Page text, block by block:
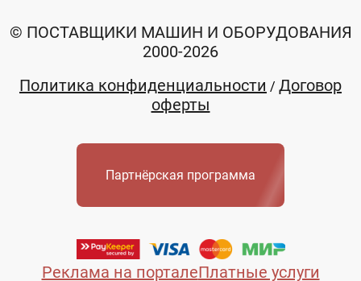
Реклама на порталеПлатные услуги
© ПОСТАВЩИКИ МАШИН И ОБОРУДОВАНИЯ
2000-2026
Политика конфиденциальности / Договор
оферты
Партнёрская программа